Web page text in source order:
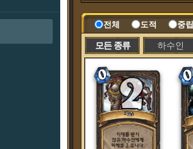
전체 도적 중립
모든 종류 하수인